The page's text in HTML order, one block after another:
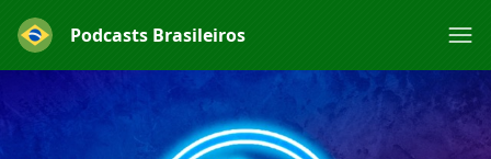
Podcasts Brasileiros